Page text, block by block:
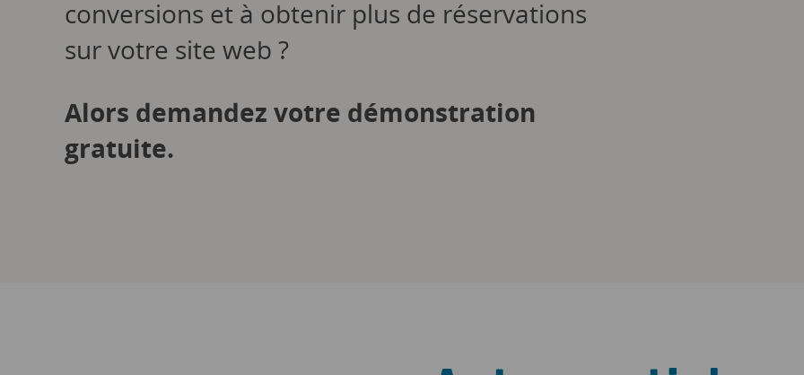
conversions et à obtenir plus de réservations
sur votre site web ?
Alors demandez votre démonstration
gratuite.